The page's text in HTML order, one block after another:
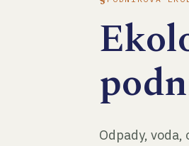
Odpady, voda,